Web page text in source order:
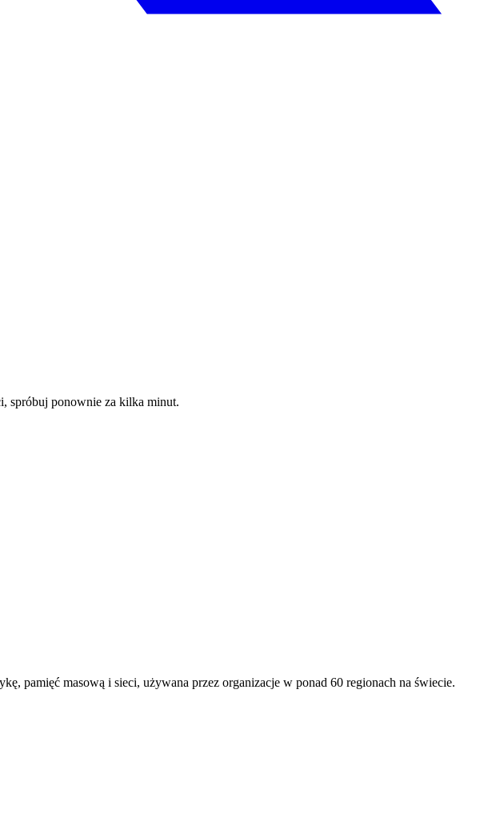
spróbuj ponownie za kilka minut.
pamięć masową i sieci, używana przez organizacje w ponad 60 regionach na świecie.